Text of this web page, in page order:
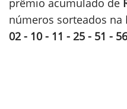
prêmio acumulado de
números sorteados na
02 - 10 - 11 - 25 - 51 - 56